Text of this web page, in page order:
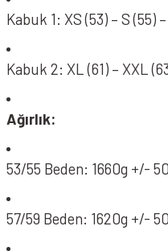
Kabuk 1: XS (53) – S (55)
Kabuk 2: XL (61) – XXL
Ağırlık:
53/55 Beden: 1660g +/-
57/59 Beden: 1620g +/-